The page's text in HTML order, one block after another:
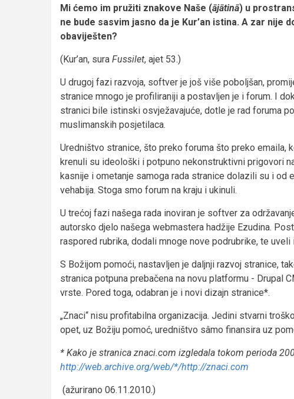
Mi ćemo im pružiti znakove Naše (ājātinā) u
ne bude sasvim jasno da je Kur’an istina. A zar nije
obaviješten?
(Kur’an, sura Fussilet, ajet 53.)
U drugoj fazi razvoja, softver je još više poboljšan,
stranice mnogo je profiliraniji a postavljen je i forum. I
stranici bile istinski osvježavajuće, dotle je rad foruma
muslimanskih posjetilaca.
Uredništvo stranice, što preko foruma što preko emaila,
krenuli su ideološki i potpuno nekonstruktivni prigovori
kasnije i ometanje samoga rada stranice dolazili su i od
vehabija. Stoga smo forum na kraju i ukinuli.
U trećoj fazi našega rada inoviran je softver za
autorsko djelo našega webmastera hadžije Ezudina.
raspored rubrika, dodali mnoge nove podrubrike, te uveli i
S Božijom pomoći, nastavljen je daljnji razvoj stranice,
stranica potpuna prebačena na novu platformu - Drupal
vrste. Pored toga, odabran je i novi dizajn stranice*.
„Znaci“ nisu profitabilna organizacija. Jedini stvarni
opet, uz Božiju pomoć, uredništvo sâmo finansira uz
* Kako je stranica znaci.com izgledala tokom perioda
http://web.archive.org/web/*/http://znaci.com
(ažurirano 06.11.2010.)